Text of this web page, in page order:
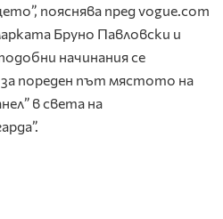
пояснява пред vogue.com
Бруно Павловски и
начинания се
пореден път мястото на
в света на